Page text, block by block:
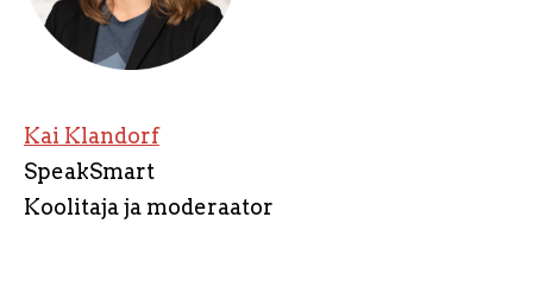
Kai Klandorf
SpeakSmart
Koolitaja ja moderaator